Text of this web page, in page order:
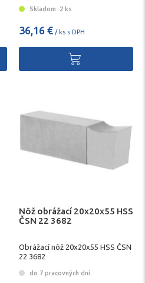
Skladom: 2 ks
36,16 € / ks s DPH
Nôž obrážací 20x20x55 HSS
ČSN 22 3682
Obrážací nôž 20x20x55 HSS ČSN
22 3682
do 7 pracovných dní